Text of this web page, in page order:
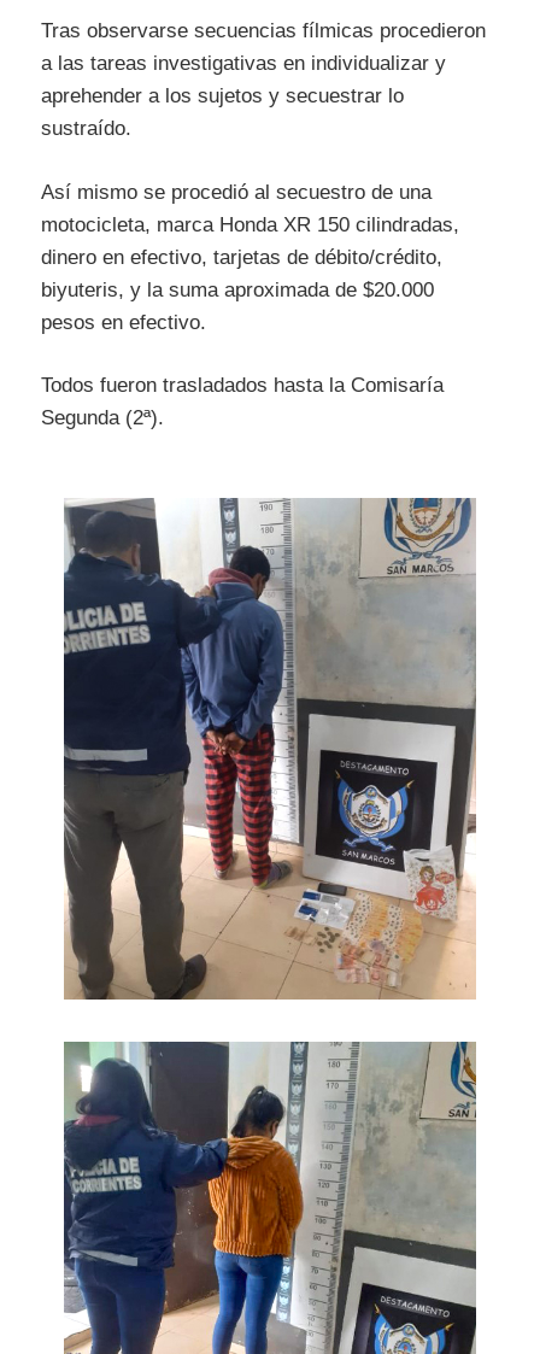
Tras observarse secuencias fílmicas procedieron
a las tareas investigativas en individualizar y
aprehender a los sujetos y secuestrar lo
sustraído.
Así mismo se procedió al secuestro de una
motocicleta, marca Honda XR 150 cilindradas,
dinero en efectivo, tarjetas de débito/crédito,
biyuteris, y la suma aproximada de $20.000
pesos en efectivo.
Todos fueron trasladados hasta la Comisaría
Segunda (2ª).